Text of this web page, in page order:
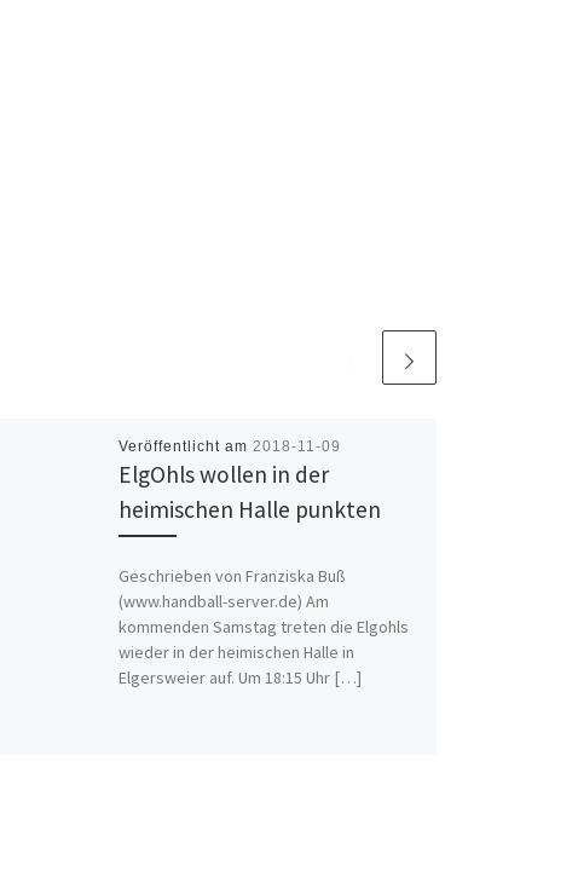
Veröffentlicht am 2018-11-09
ElgOhls wollen in der
heimischen Halle punkten
Geschrieben von Franziska Buß
(www.handball-server.de) Am
kommenden Samstag treten die Elgohls
wieder in der heimischen Halle in
Elgersweier auf. Um 18:15 Uhr […]